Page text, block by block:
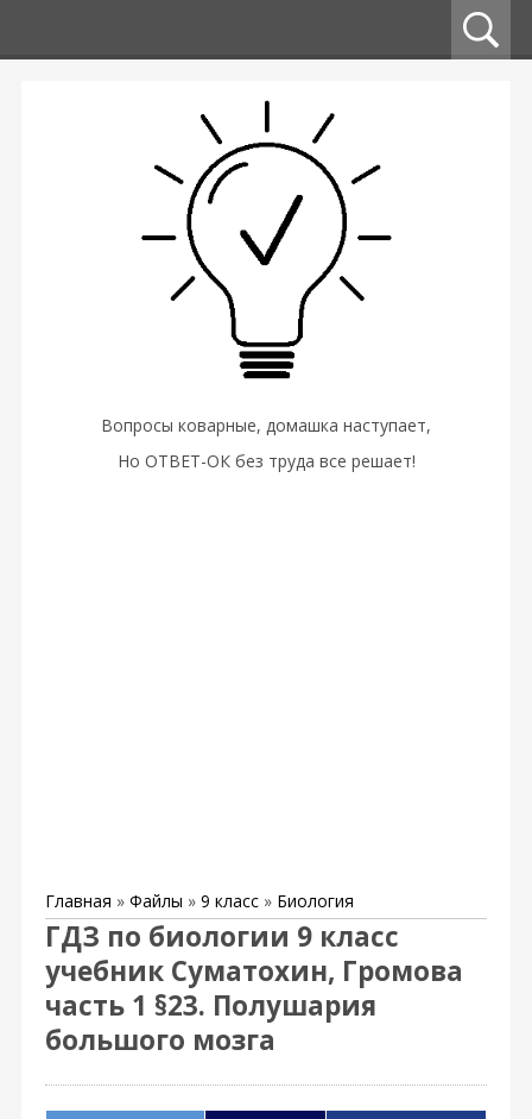
Вопросы коварные, домашка наступает,
Но ОТВЕТ-ОК без труда все решает!
Главная » Файлы » 9 класс » Биология
ГДЗ по биологии 9 класс
учебник Суматохин, Громова
часть 1 §23. Полушария
большого мозга